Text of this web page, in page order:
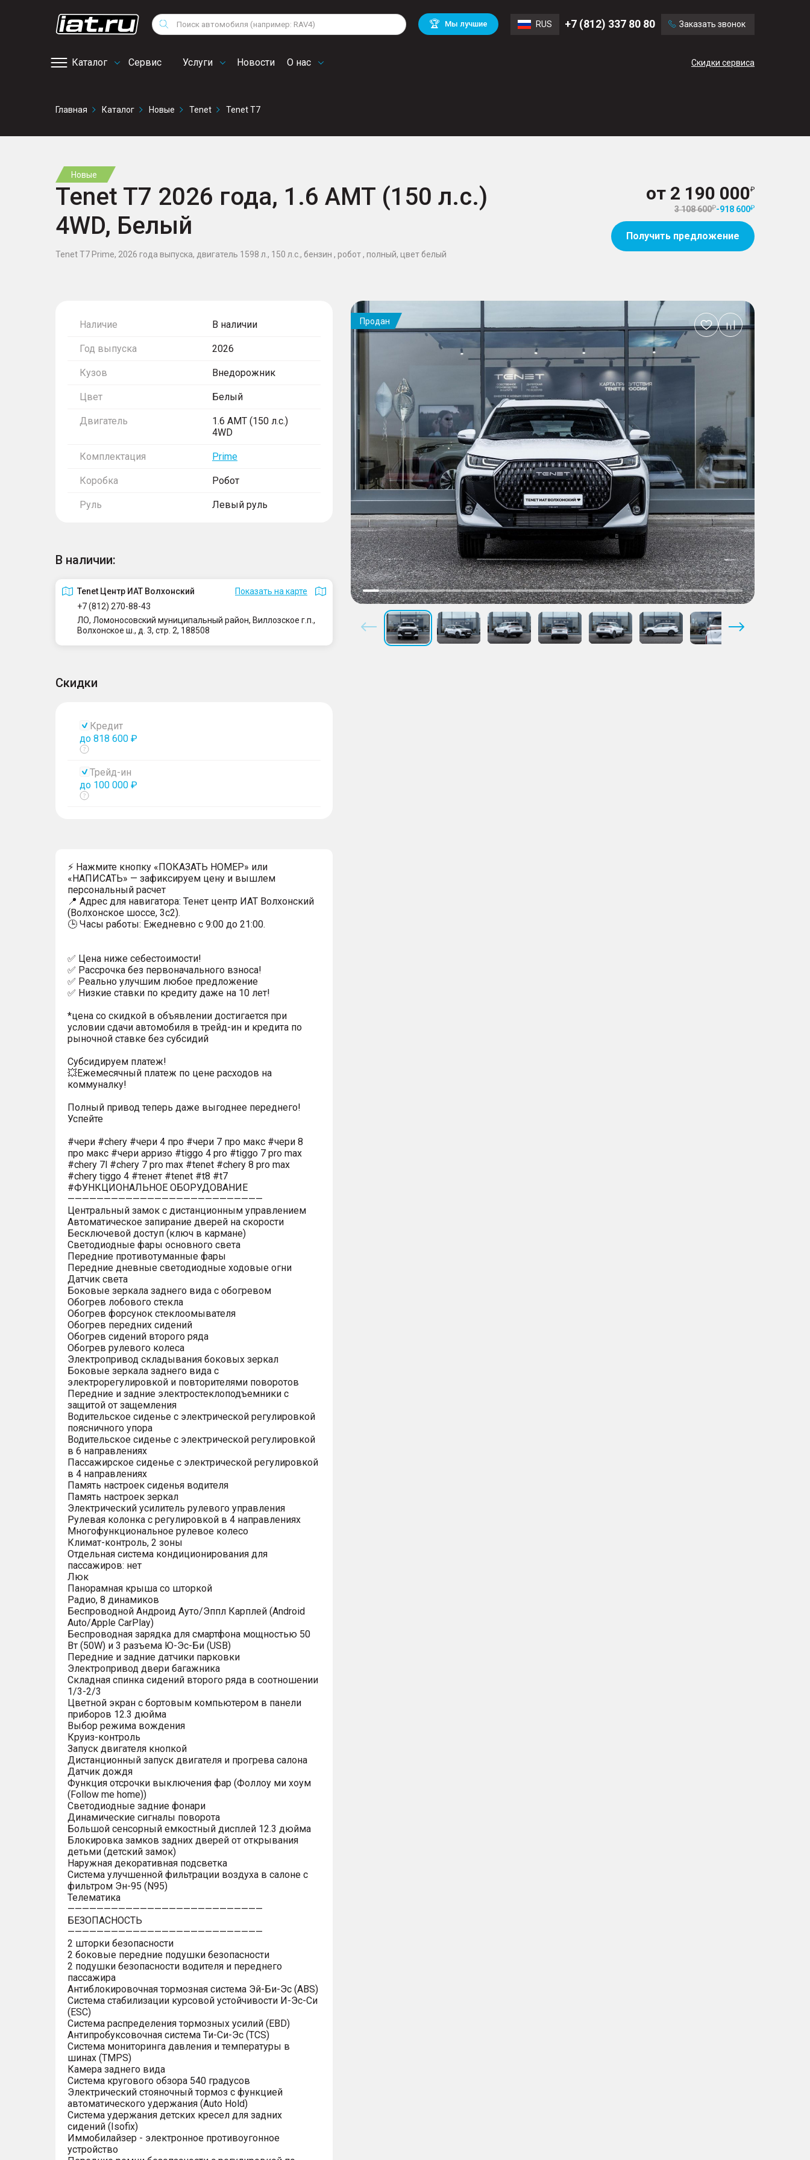
Поиск 🏆 Мы лучшие RUS +7 (812) 337 80 80 Заказать звонок
Каталог Сервис
сервис
Услуги Новости О нас Скидки сервиса
Снегоходы
Квадроциклы
Volkswagen
Mitsubishi BMW
Audi
Chevrolet Volvo
Главная Каталог Новые Tenet Tenet T7
Новые
Tenet T7 2026 года, 1.6 AMT (150 л.с.)
4WD, Белый
Tenet T7 Prime, 2026 года выпуска, двигатель 1598 л., 150 л.с., бензин , робот , полный, цвет белый
от 2 190 000
3 108 600 -918 600
Получить предложение
Наличие В наличии
Год выпуска 2026
Кузов Внедорожник
Цвет Белый
Двигатель
1.6 AMT (150 л.с.)
4WD
Комплектация Prime
Коробка Робот
Руль Левый руль
В наличии:
Tenet Центр ИАТ Волхонский
Показать на карте
+7 (812) 270-88-43
ЛО, Ломоносовский муниципальный район, Виллозское г.п.,
Волхонское ш., д. 3, стр. 2, 188508
Скидки
Кредит
до 818 600 ₽
Показать
Трейд-ин
до 100 000 ₽
Показать
⚡ Нажмите кнопку «ПОКАЗАТЬ НОМЕР» или
«НАПИСАТЬ» — зафиксируем цену и вышлем
персональный расчет
📍 Адрес для навигатора: Тенет центр ИАТ Волхонский
(Волхонское шоссе, 3с2).
🕒 Часы работы: Ежедневно с 9:00 до 21:00.
✅ Цена ниже себестоимости!
✅ Рассрочка без первоначального взноса!
✅ Реально улучшим любое предложение
✅ Низкие ставки по кредиту даже на 10 лет!
*цена со скидкой в объявлении достигается при
условии сдачи автомобиля в трейд-ин и кредита по
рыночной ставке без субсидий
Субсидируем платеж!
💥Ежемесячный платеж по цене расходов на
коммуналку!
Полный привод теперь даже выгоднее переднего!
Успейте
#чери #chery #чери 4 про #чери 7 про макс #чери 8
про макс #чери арризо #tiggo 4 pro #tiggo 7 pro max
#chery 7l #chery 7 pro max #tenet #chery 8 pro max
#chery tiggo 4 #тенет #tenet #t8 #t7
#ФУНКЦИОНАЛЬНОЕ ОБОРУДОВАНИЕ
———————————————————————————
Центральный замок с дистанционным управлением
Автоматическое запирание дверей на скорости
Бесключевой доступ (ключ в кармане)
Светодиодные фары основного света
Передние противотуманные фары
Передние дневные светодиодные ходовые огни
Датчик света
Боковые зеркала заднего вида с обогревом
Обогрев лобового стекла
Обогрев форсунок стеклоомывателя
Обогрев передних сидений
Обогрев сидений второго ряда
Обогрев рулевого колеса
Электропривод складывания боковых зеркал
Боковые зеркала заднего вида с
электрорегулировкой и повторителями поворотов
Передние и задние электростеклоподъемники с
защитой от защемления
Водительское сиденье с электрической регулировкой
поясничного упора
Водительское сиденье с электрической регулировкой
в 6 направлениях
Пассажирское сиденье с электрической регулировкой
в 4 направлениях
Память настроек сиденья водителя
Память настроек зеркал
Электрический усилитель рулевого управления
Рулевая колонка с регулировкой в 4 направлениях
Многофункциональное рулевое колесо
Климат-контроль, 2 зоны
Отдельная система кондиционирования для
пассажиров: нет
Люк
Панорамная крыша со шторкой
Радио, 8 динамиков
Беспроводной Андроид Ауто/Эппл Карплей (Android
Auto/Apple CarPlay)
Беспроводная зарядка для смартфона мощностью 50
Вт (50W) и 3 разъема Ю-Эс-Би (USB)
Передние и задние датчики парковки
Электропривод двери багажника
Складная спинка сидений второго ряда в соотношении
1/3-2/3
Цветной экран с бортовым компьютером в панели
приборов 12.3 дюйма
Выбор режима вождения
Круиз-контроль
Запуск двигателя кнопкой
Дистанционный запуск двигателя и прогрева салона
Датчик дождя
Функция отсрочки выключения фар (Фоллоу ми хоум
(Follow me home))
Светодиодные задние фонари
Динамические сигналы поворота
Большой сенсорный емкостный дисплей 12.3 дюйма
Блокировка замков задних дверей от открывания
детьми (детский замок)
Наружная декоративная подсветка
Система улучшенной фильтрации воздуха в салоне с
фильтром Эн-95 (N95)
Телематика
———————————————————————————
БЕЗОПАСНОСТЬ
———————————————————————————
2 шторки безопасности
2 боковые передние подушки безопасности
2 подушки безопасности водителя и переднего
пассажира
Антиблокировочная тормозная система Эй-Би-Эс (ABS)
Система стабилизации курсовой устойчивости И-Эс-Си
(ESC)
Система распределения тормозных усилий (EBD)
Антипробуксовочная система Ти-Си-Эс (TCS)
Система мониторинга давления и температуры в
шинах (TMPS)
Камера заднего вида
Система кругового обзора 540 градусов
Электрический стояночный тормоз с функцией
автоматического удержания (Auto Hold)
Система удержания детских кресел для задних
сидений (Isofix)
Иммобилайзер - электронное противоугонное
устройство
Продан
Добавить
в